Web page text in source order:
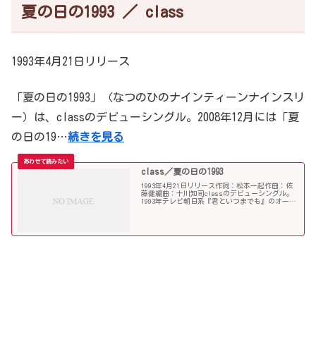
夏の日の1993 ／ class
1993年4月21日リリース
「夏の日の1993」（なつのひのナインティーンナインスリ
ー）は、classのデビューシングル。2008年12月には「夏
の日の19…続きを見る
class／夏の日の1993
1993年4月21日リリース作詞：松本一起作曲：佐
藤健編曲：十川知司classのデビューシングル。
1993年テレビ朝日系『君といつまでも』のオープ